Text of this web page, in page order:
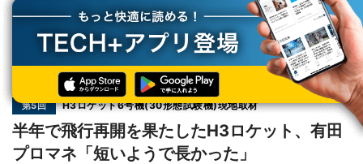
TECH+ テクノロジー
宇宙・航空
半年で飛行再開を果たしたH3ロケット、有田プロマネ「短いようで長かった」
第5回 H3ロケット6号機(30形態試験機)現地取材
半年で飛行再開を果たしたH3ロケット、有田
プロマネ「短いようで長かった」